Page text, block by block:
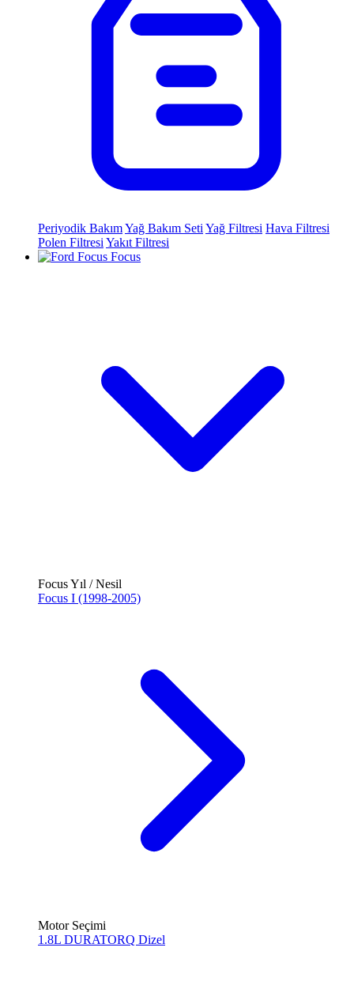
Periyodik BakımYağ Bakım Seti Yağ Filtresi Hava Filtresi
Polen Filtresi Yakıt Filtresi
Focus
Focus Yıl / Nesil
Focus I (1998-2005)
Motor Seçimi
1.8L DURATORQ Dizel